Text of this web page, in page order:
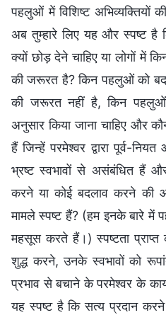
पहलुओं में विशिष्ट अभिव्यक्तियों
अब तुम्हारे लिए यह और स्पष्ट है
क्यों छोड़ देने चाहिए या लोगों में
की जरूरत है? किन पहलुओं को
की जरूरत नहीं है, किन पहलुओं
अनुसार किया जाना चाहिए और
हैं जिन्हें परमेश्वर द्वारा पूर्व-
भ्रष्ट स्वभावों से असंबंधित हैं
करने या कोई बदलाव करने की
मामले स्पष्ट हैं? (हम इनके बारे में
महसूस करते हैं।) स्पष्टता
शुद्ध करने, उनके स्वभावों को
प्रभाव से बचाने के परमेश्वर के
यह स्पष्ट है कि सत्य प्रदान